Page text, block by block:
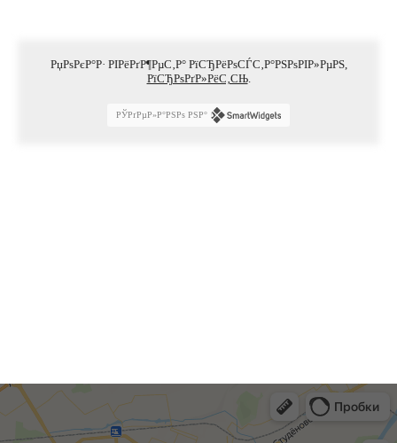
РџРѕРєР°Р· РІРёРґР¶РµС‚Р° РїСЂРёРѕСЃС‚Р°РЅРѕРІР»РµРЅ,
РїСЂРѕРґР»РёС‚СЊ.
РЎРґРµР»Р°РЅРѕ РЅР°